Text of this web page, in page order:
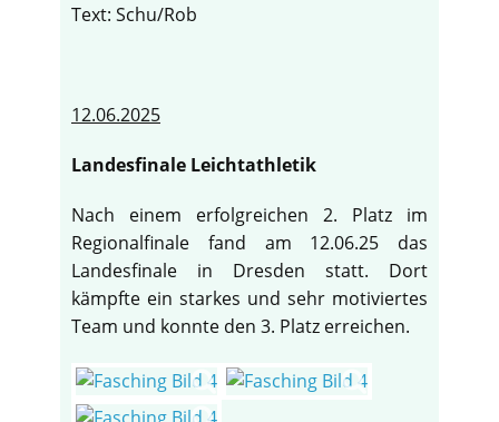
Text: Schu/Rob
12.06.2025
Landesfinale Leichtathletik
Nach einem erfolgreichen 2. Platz im
Regionalfinale fand am 12.06.25 das
Landesfinale in Dresden statt. Dort
kämpfte ein starkes und sehr motiviertes
Team und konnte den 3. Platz erreichen.